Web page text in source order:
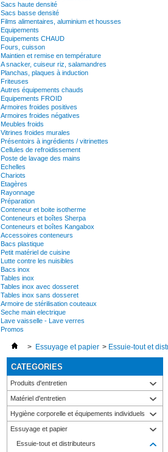
Sacs haute densité
Sacs basse densité
Films alimentaires, aluminium et housses
Equipements
Equipements CHAUD
Fours, cuisson
Maintien et remise en température
A snacker, cuiseur riz, salamandres
Planchas, plaques à induction
Friteuses
Autres équipements chauds
Equipements FROID
Armoires froides positives
Armoires froides négatives
Meubles froids
Vitrines froides murales
Présentoirs à ingrédients / vitrinettes
Cellules de refroidissement
Poste de lavage des mains
Echelles
Chariots
Etagères
Rayonnage
Préparation
Conteneur et boite isotherme
Conteneurs et boîtes Sherpa
Conteneurs et boîtes Kangabox
Accessoires conteneurs
Bacs plastique
Petit matériel de cuisine
Lutte contre les nuisibles
Bacs inox
Tables inox
Tables inox avec dosseret
Tables inox sans dosseret
Armoire de stérilisation couteaux
Seche main electrique
Lave vaisselle - Lave verres
Promos
> Essuyage et papier > Essuie-tout et
CATEGORIES
Produits d'entretien
Matériel d'entretien
Hygiène corporelle et équipements individuels
Essuyage et papier
Essuie-tout et distributeurs